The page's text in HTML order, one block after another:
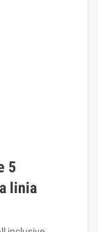
5
linia